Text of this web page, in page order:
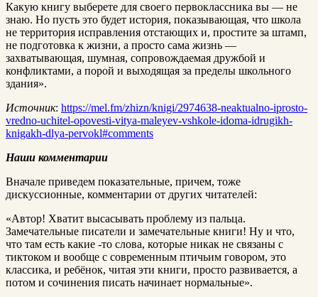
Какую книгу выберете для своего первоклассника вы — не
знаю. Но пусть это будет история, показывающая, что школа
не территория исправления отстающих и, простите за штамп,
не подготовка к жизни, а просто сама жизнь —
захватывающая, шумная, сопровождаемая дружбой и
конфликтами, а порой и выходящая за пределы школьного
здания».
Источник: https://mel.fm/zhizn/knigi/2974638-neaktualno-iprosto-
vredno-uchitel-opovesti-vitya-maleyev-vshkole-idoma-idrugikh-
knigakh-dlya-pervokl#comments
Наши комментарии
Вначале приведем показательные, причем, тоже
дискуссионные, комментарии от других читателей:
«Автор! Хватит высасывать проблему из пальца.
Замечательные писатели и замечательные книги! Ну и что,
что там есть какие -то слова, которые никак не связаны с
тиктоком и вообще с современным птичьим говором, это
классика, и ребёнок, читая эти книги, просто развивается, а
потом и сочинения писать начинает нормальные».